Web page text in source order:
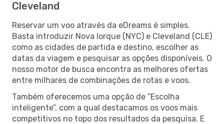
Cleveland
Reservar um voo através da eDreams é simples.
Basta introduzir Nova Iorque (NYC) e Cleveland (CLE)
como as cidades de partida e destino, escolher as
datas da viagem e pesquisar as opções disponíveis. O
nosso motor de busca encontra as melhores ofertas
entre milhares de combinações de rotas e voos.
Também oferecemos uma opção de “Escolha
inteligente”, com a qual destacamos os voos mais
competitivos no topo dos resultados da pesquisa. E